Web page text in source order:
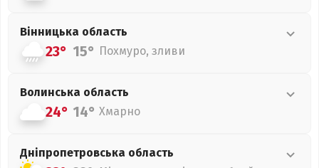
Вінницька область
23° 15° Похмуро, зливи
Волинська область
24° 14° Хмарно
Дніпропетровська область